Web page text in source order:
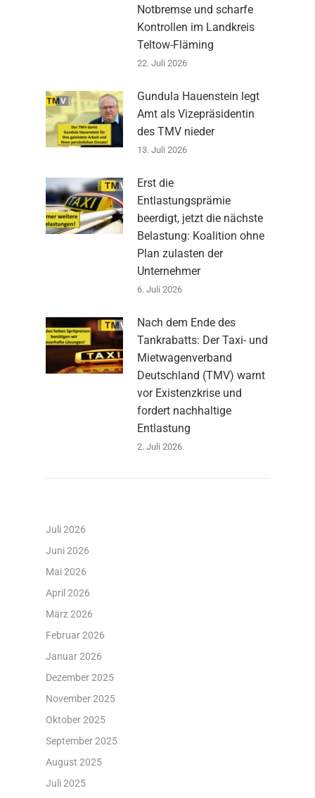
Notbremse und scharfe
Kontrollen im Landkreis
Teltow-Fläming
22. Juli 2026
Gundula Hauenstein legt
Amt als Vizepräsidentin
des TMV nieder
13. Juli 2026
Erst die
Entlastungsprämie
beerdigt, jetzt die nächste
Belastung: Koalition ohne
Plan zulasten der
Unternehmer
6. Juli 2026
Nach dem Ende des
Tankrabatts: Der Taxi- und
Mietwagenverband
Deutschland (TMV) warnt
vor Existenzkrise und
fordert nachhaltige
Entlastung
2. Juli 2026
Juli 2026
Juni 2026
Mai 2026
April 2026
März 2026
Februar 2026
Januar 2026
Dezember 2025
November 2025
Oktober 2025
September 2025
August 2025
Juli 2025